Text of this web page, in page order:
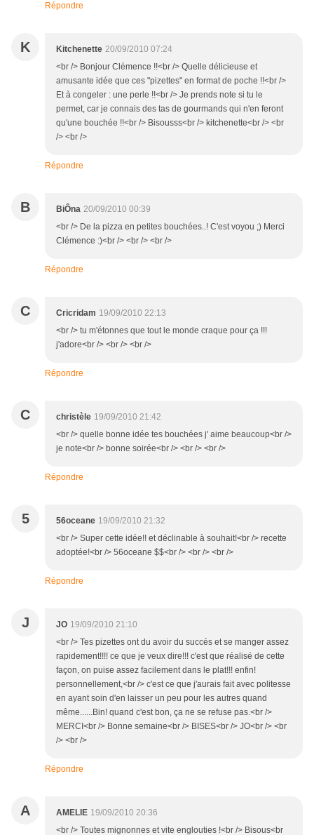
Répondre
K Kitchenette 20/09/2010 07:24
<br /> Bonjour Clémence !!<br /> Quelle délicieuse et
amusante idée que ces "pizettes" en format de poche !!<br />
Et à congeler : une perle !!<br /> Je prends note si tu le
permet, car je connais des tas de gourmands qui n'en feront
qu'une bouchée !!<br /> Bisousss<br /> kitchenette<br /> <br
/> <br />
Répondre
B BiÔna 20/09/2010 00:39
<br /> De la pizza en petites bouchées..! C'est voyou ;) Merci
Clémence :)<br /> <br /> <br />
Répondre
C Cricridam 19/09/2010 22:13
<br /> tu m'étonnes que tout le monde craque pour ça !!!
j'adore<br /> <br /> <br />
Répondre
C christèle 19/09/2010 21:42
<br /> quelle bonne idée tes bouchées j' aime beaucoup<br />
je note<br /> bonne soirée<br /> <br /> <br />
Répondre
5 56oceane 19/09/2010 21:32
<br /> Super cette idée!! et déclinable à souhait!<br /> recette
adoptée!<br /> 56oceane $$<br /> <br /> <br />
Répondre
J JO 19/09/2010 21:10
<br /> Tes pizettes ont du avoir du succés et se manger assez
rapidement!!!! ce que je veux dire!!! c'est que réalisé de cette
façon, on puise assez facilement dans le plat!!! enfin!
personnellement,<br /> c'est ce que j'aurais fait avec politesse
en ayant soin d'en laisser un peu pour les autres quand
même......Bin! quand c'est bon, ça ne se refuse pas.<br />
MERCI<br /> Bonne semaine<br /> BISES<br /> JO<br /> <br
/> <br />
Répondre
A AMELIE 19/09/2010 20:36
<br /> Toutes mignonnes et vite englouties !<br /> Bisous<br